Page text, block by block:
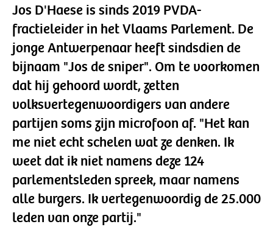
Jos D'Haese is sinds 2019 PVDA-
fractieleider in het Vlaams Parlement. De
jonge Antwerpenaar heeft sindsdien de
bijnaam "Jos de sniper". Om te voorkomen
dat hij gehoord wordt, zetten
volksvertegenwoordigers van andere
partijen soms zijn microfoon af. "Het kan
me niet echt schelen wat ze denken. Ik
weet dat ik niet namens deze 124
parlementsleden spreek, maar namens
alle burgers. Ik vertegenwoordig de 25.000
leden van onze partij."